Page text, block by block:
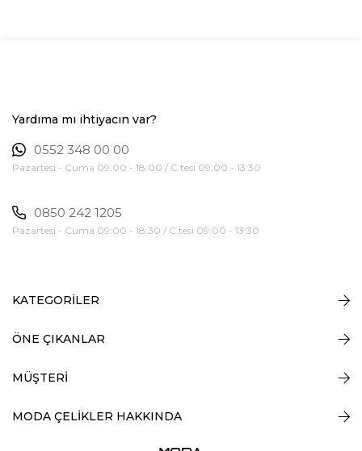
Yardıma mı ihtiyacın var?
0552 348 00 00
Pazartesi - Cuma 09:00 - 18:00 / C.tesi 09:00 - 13:30
0850 242 1205
Pazartesi - Cuma 09:00 - 18:30 / C.tesi 09:00 - 13:30
KATEGORİLER
ÖNE ÇIKANLAR
MÜŞTERİ
MODA ÇELİKLER HAKKINDA